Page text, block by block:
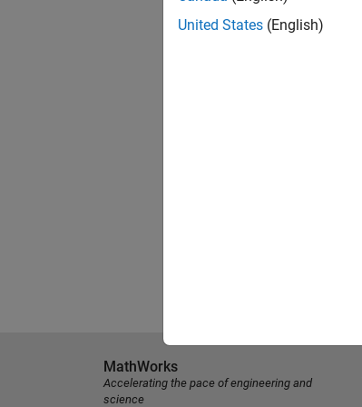
United States (English)
MathWorks
Accelerating the pace of engineering and
science